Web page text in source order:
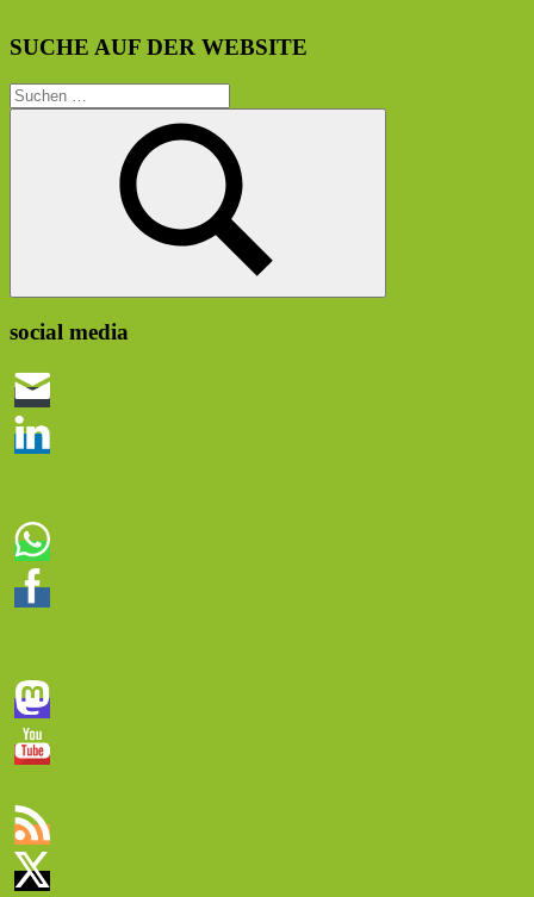
SUCHE AUF DER WEBSITE
Suchen
nach:
Suchen
social media